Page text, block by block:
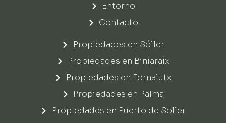
Entorno
Contacto
Propiedades en Sóller
Propiedades en Biniaraix
Propiedades en Fornalutx
Propiedades en Palma
Propiedades en Puerto de Soller